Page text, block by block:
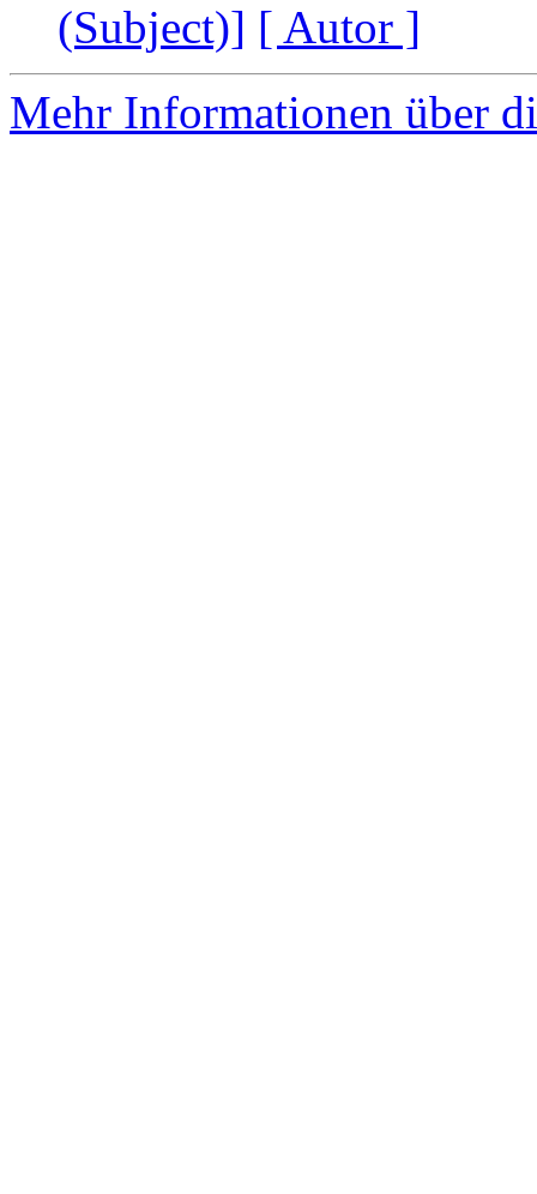
(Subject)] [ Autor ]
Mehr Informationen über